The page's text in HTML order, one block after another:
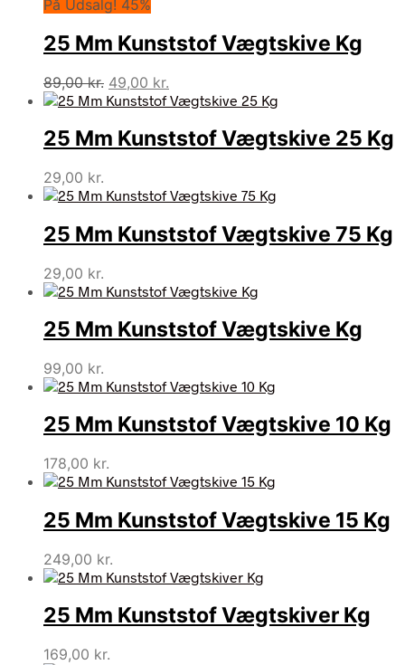
På Udsalg! 45%
25 Mm Kunststof Vægtskive Kg
89,00kr. Den
oprindelige
var:
89,00 kr..
49,00 kr.
aktuelle
er:
49,00 kr..
25 Mm Kunststof Vægtskive 25 Kg
29,00 kr.
25 Mm Kunststof Vægtskive 75 Kg
29,00 kr.
25 Mm Kunststof Vægtskive Kg
99,00 kr.
25 Mm Kunststof Vægtskive 10 Kg
178,00 kr.
25 Mm Kunststof Vægtskive 15 Kg
249,00 kr.
25 Mm Kunststof Vægtskiver Kg
169,00 kr.